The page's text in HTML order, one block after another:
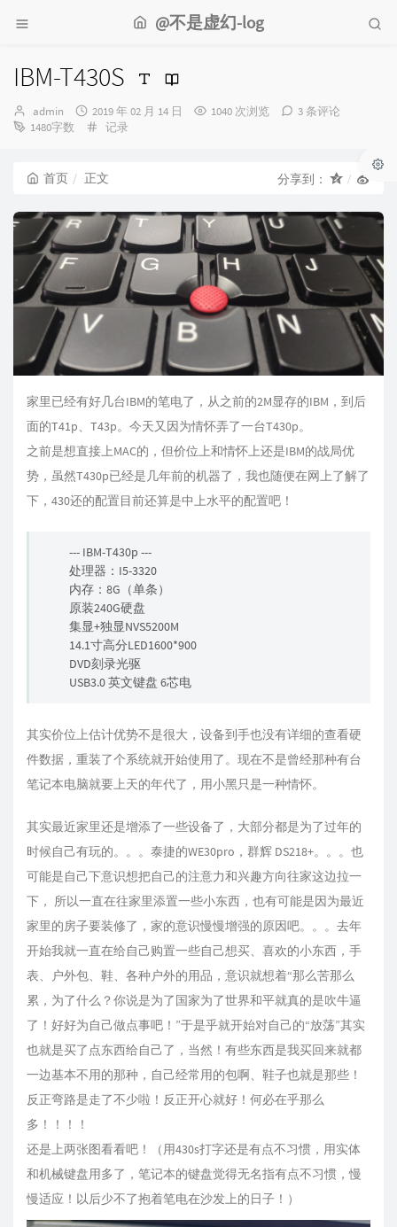
@不是虚幻-log
IBM-T430S
博
主：
admin
发
布
2019 年 02 月 14 日 1040 次浏览
3 条评论
1480字数
分
记录
首页 正文 分享到：
家里已经有好几台IBM的笔电了，从之前的2M显存的IBM，到后
面的T41p、T43p。今天又因为情怀弄了一台T430p。
之前是想直接上MAC的，但价位上和情怀上还是IBM的战局优
势，虽然T430p已经是几年前的机器了，我也随便在网上了解了
下，430还的配置目前还算是中上水平的配置吧！
--- IBM-T430p ---
处理器：I5-3320
内存：8G（单条）
原装240G硬盘
集显+独显NVS5200M
14.1寸高分LED1600*900
DVD刻录光驱
USB3.0 英文键盘 6芯电
其实价位上估计优势不是很大，设备到手也没有详细的查看硬
件数据，重装了个系统就开始使用了。现在不是曾经那种有台
笔记本电脑就要上天的年代了，用小黑只是一种情怀。
其实最近家里还是增添了一些设备了，大部分都是为了过年的
时候自己有玩的。。。泰捷的WE30pro，群辉 DS218+。。。也
可能是自己下意识想把自己的注意力和兴趣方向往家这边拉一
下， 所以一直在往家里添置一些小东西，也有可能是因为最近
家里的房子要装修了，家的意识慢慢增强的原因吧。。。去年
开始我就一直在给自己购置一些自己想买、喜欢的小东西，手
表、户外包、鞋、各种户外的用品，意识就想着“那么苦那么
累，为了什么？你说是为了国家为了世界和平就真的是吹牛逼
了！好好为自己做点事吧！”于是乎就开始对自己的“放荡”其实
也就是买了点东西给自己了，当然！有些东西是我买回来就都
一边基本不用的那种，自己经常用的包啊、鞋子也就是那些！
反正弯路是走了不少啦！反正开心就好！何必在乎那么
多！！！！
还是上两张图看看吧！（用430s打字还是有点不习惯，用实体
和机械键盘用多了，笔记本的键盘觉得无名指有点不习惯，慢
慢适应！以后少不了抱着笔电在沙发上的日子！）